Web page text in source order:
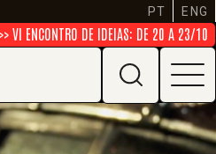
PT ENG
ENCONTRO DE IDEIAS: DE 20 A 23/10